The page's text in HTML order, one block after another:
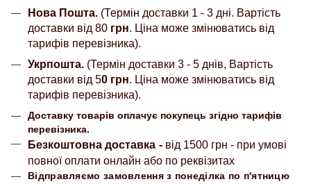
Нова Пошта. (Термін доставки 1 - 3 дні. Вартість
доставки від 80 грн. Ціна може змінюватись від
тарифів перевізника).
Укрпошта. (Термін доставки 3 - 5 днів, Вартість
доставки від 50 грн. Ціна може змінюватись від
тарифів перевізника).
Доставку товарів оплачує покупець згідно тарифів
перевізника.
Безкоштовна доставка - від 1500 грн - при умові
повної оплати онлайн або по реквізитах
Відправляємо замовлення з понеділка по п'ятницю